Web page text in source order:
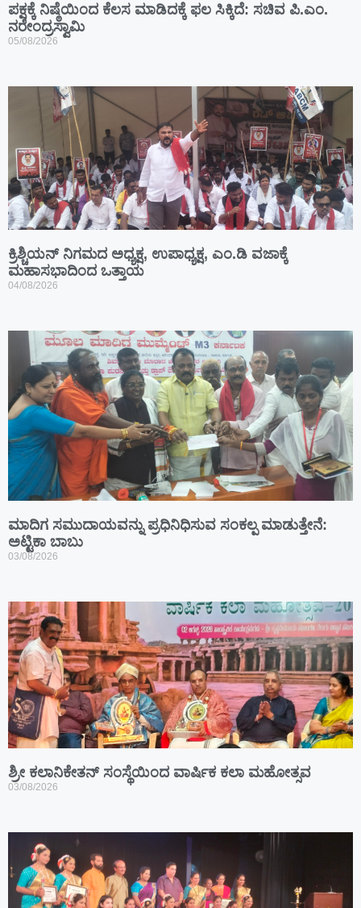
ಪಕ್ಷಕ್ಕೆ ನಿಷ್ಠೆಯಿಂದ ಕೆಲಸ ಮಾಡಿದಕ್ಕೆ ಫಲ ಸಿಕ್ಕಿದೆ: ಸಚಿವ ಪಿ.ಎಂ.
ನರೇಂದ್ರಸ್ವಾಮಿ
05/08/2026
ಕ್ರಿಶ್ಚಿಯನ್ ನಿಗಮದ ಅಧ್ಯಕ್ಷ, ಉಪಾಧ್ಯಕ್ಷ, ಎಂ.ಡಿ ವಜಾಕ್ಕೆ
ಮಹಾಸಭಾದಿಂದ ಒತ್ತಾಯ
04/08/2026
ಮಾದಿಗ ಸಮುದಾಯವನ್ನು ಪ್ರಧಿನಿಧಿಸುವ ಸಂಕಲ್ಪ ಮಾಡುತ್ತೇನೆ:
ಅಟ್ಟಿಕಾ ಬಾಬು
03/08/2026
ಶ್ರೀ ಕಲಾನಿಕೇತನ್ ಸಂಸ್ಥೆಯಿಂದ ವಾರ್ಷಿಕ ಕಲಾ ಮಹೋತ್ಸವ
03/08/2026